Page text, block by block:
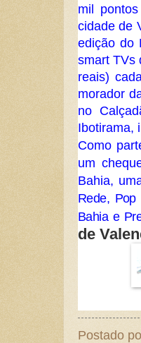
mil
cidade de
edição do
smart TVs
reais)
morador
no
Ibotirama,
Como
um
Bahia,
Rede, Pop
Bahia e
de
Postado